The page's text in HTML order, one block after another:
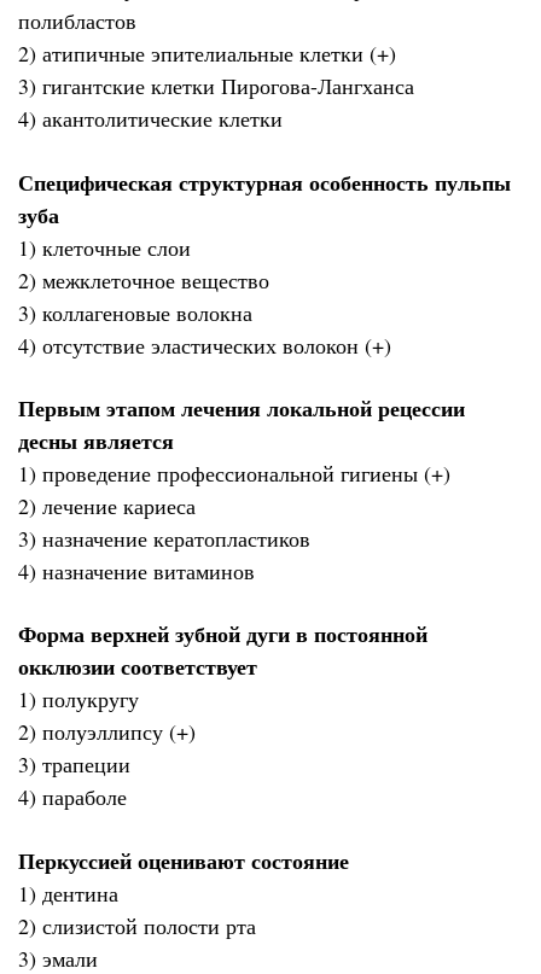
полибластов
2) атипичные эпителиальные клетки (+)
3) гигантские клетки Пирогова-Лангханса
4) акантолитические клетки
Специфическая структурная особенность пульпы
зуба
1) клеточные слои
2) межклеточное вещество
3) коллагеновые волокна
4) отсутствие эластических волокон (+)
Первым этапом лечения локальной рецессии
десны является
1) проведение профессиональной гигиены (+)
2) лечение кариеса
3) назначение кератопластиков
4) назначение витаминов
Форма верхней зубной дуги в постоянной
окклюзии соответствует
1) полукругу
2) полуэллипсу (+)
3) трапеции
4) параболе
Перкуссией оценивают состояние
1) дентина
2) слизистой полости рта
3) эмали